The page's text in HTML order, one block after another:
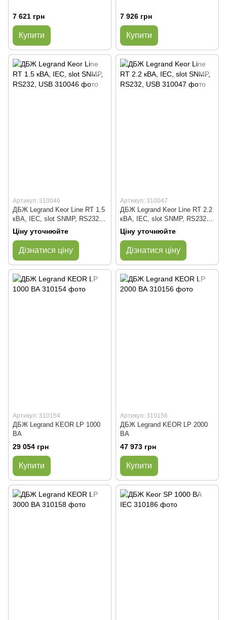
7 621 грн
Купити
7 926 грн
Купити
Артикул: 310046
ДБЖ Legrand Keor Line RT 1.5
кВА, IEC, slot SNMP, RS232,
USB
Ціну уточнюйте
Дізнатися ціну
Артикул: 310047
ДБЖ Legrand Keor Line RT 2.2
кВА, IEC, slot SNMP, RS232,
USB
Ціну уточнюйте
Дізнатися ціну
Артикул: 310154
ДБЖ Legrand KEOR LP 1000
ВА
29 054 грн
Купити
Артикул: 310156
ДБЖ Legrand KEOR LP 2000
ВА
47 973 грн
Купити